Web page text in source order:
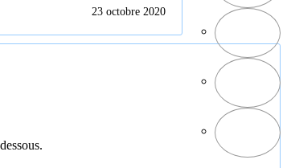
23 octobre 2020